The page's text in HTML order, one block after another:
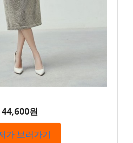
44,600원
가 보러가기